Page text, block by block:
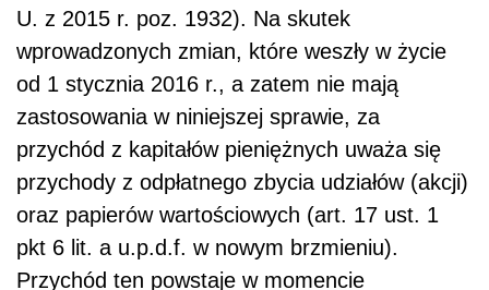
przeniesienia na nabywcę własności udziałów
(akcji) oraz papierów wartościowych (art. 17
ust.1ab u.p.d.f w nowym brzmieniu).
Zmiany te mają niewątpliwie charakter
normotwórczy, a nie jedynie doprecyzowujący.
Wprowadzając te zmiany ustawodawca
zdecydował, że od dnia 1 stycznia 2016 r.
przychód z odpłatnego zbycia m in. akcji